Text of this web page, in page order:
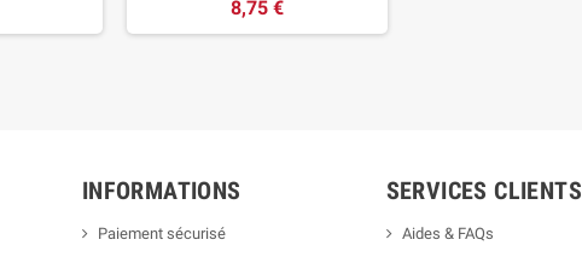
8,75 €
INFORMATIONS
Paiement sécurisé
SERVICES CLIENTS
Aides & FAQs